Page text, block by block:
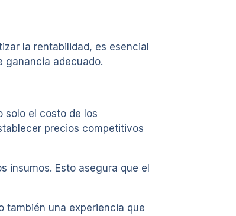
la rentabilidad, es esencial
ganancia adecuado.
solo el costo de los
precios competitivos
insumos. Esto asegura que el
también una experiencia que